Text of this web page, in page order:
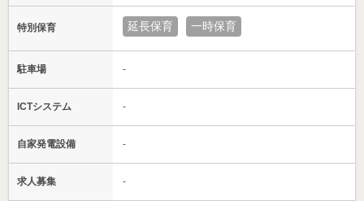
特別保育 延長保育 一時保育
駐車場 -
ICTシステム -
自家発電設備 -
求人募集 -